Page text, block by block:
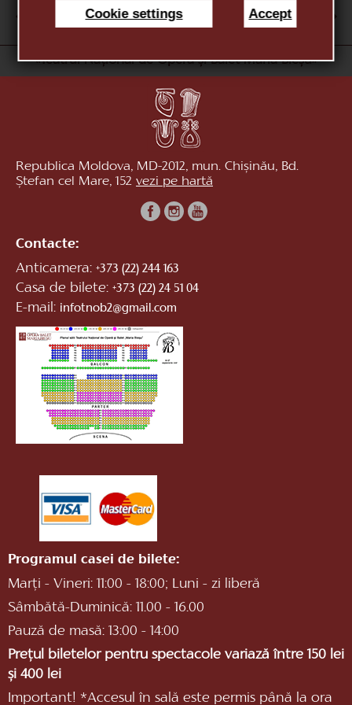
Cookie settings Accept
2 3 4 7 8 10
«Teatrul Național de Operă și Balet Maria Bieșu»
Republica Moldova, MD-2012, mun. Chișinău, Bd.
Ștefan cel Mare, 152 vezi pe hartă
Contacte:
Anticamera: +373 (22) 244 163
Casa de bilete: +373 (22) 24 51 04
E-mail: infotnob2@gmail.com
Programul casei de bilete:
Marți - Vineri: 11:00 - 18:00; Luni - zi liberă
Sâmbătă-Duminică: 11.00 - 16.00
Pauză de masă: 13:00 - 14:00
Prețul biletelor pentru spectacole variază între 150 lei
și 400 lei
Important! *Accesul în sală este permis până la ora